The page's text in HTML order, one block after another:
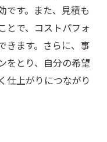
です。また、見積も
とで、コストパフォ
きます。さらに、事
をとり、自分の希望
仕上がりにつながり